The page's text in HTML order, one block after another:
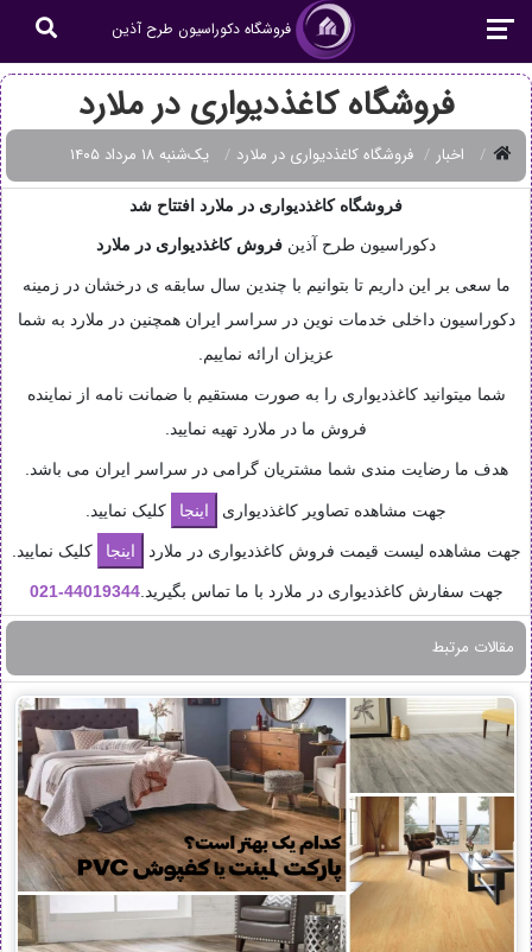
فروشگاه دکوراسیون طرح آذین
فروشگاه کاغذدیواری در ملارد
اخبار فروشگاه کاغذدیواری در ملارد یک‌شنبه ۱۸ مرداد ۱۴۰۵
فروشگاه کاغذدیواری در ملارد افتتاح شد
دکوراسیون طرح آذین فروش کاغذدیواری در ملارد
ما سعی بر این داریم تا بتوانیم با چندین سال سابقه ی درخشان در زمینه
دکوراسیون داخلی خدمات نوین در سراسر ایران همچنین در ملارد به شما
عزیزان ارائه نماییم.
شما میتوانید کاغذدیواری را به صورت مستقیم با ضمانت نامه از نماینده
فروش ما در ملارد تهیه نمایید.
هدف ما رضایت مندی شما مشتریان گرامی در سراسر ایران می باشد.
جهت مشاهده تصاویر کاغذدیواری کلیک نمایید.
جهت مشاهده لیست قیمت فروش کاغذدیواری در ملارد کلیک نمایید.
جهت سفارش کاغذدیواری در ملارد با ما تماس بگیرید.44019344-
021
مقالات مرتبط